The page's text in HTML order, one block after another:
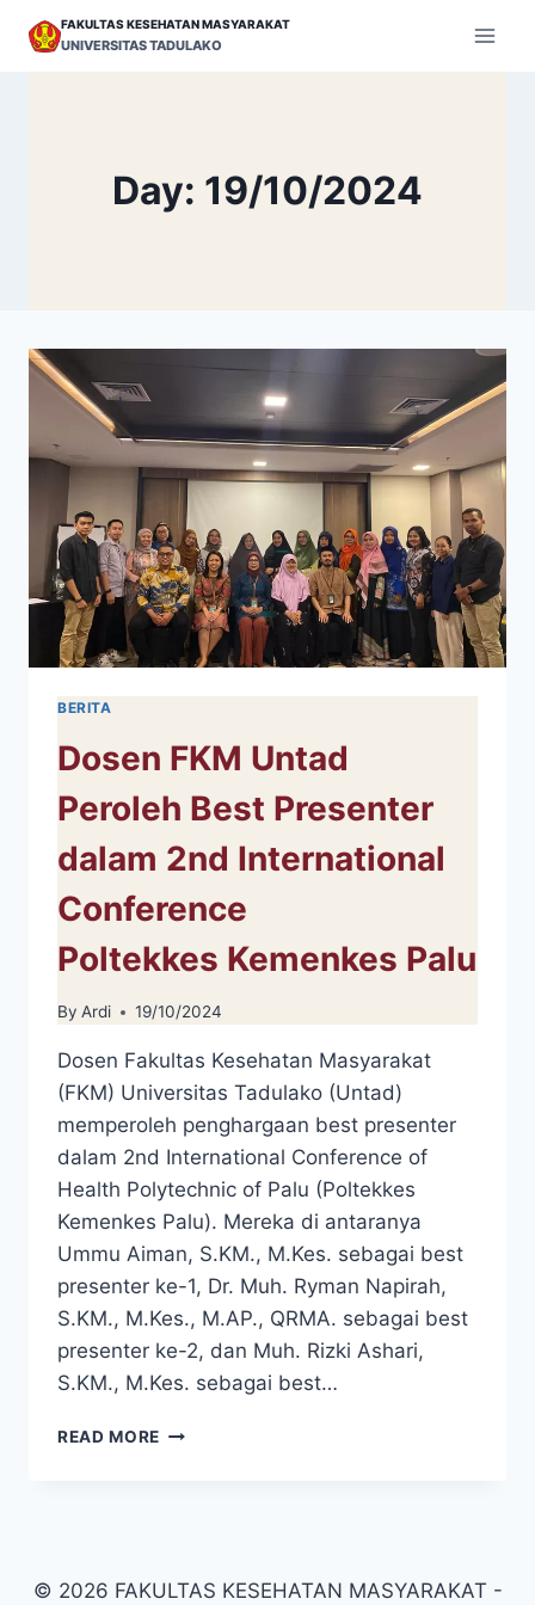
FAKULTAS KESEHATAN MASYARAKAT
UNIVERSITAS TADULAKO
Day: 19/10/2024
BERITA
Dosen FKM Untad
Peroleh Best Presenter
dalam 2nd International
Conference
Poltekkes Kemenkes Palu
By Ardi 19/10/2024
Dosen Fakultas Kesehatan Masyarakat
(FKM) Universitas Tadulako (Untad)
memperoleh penghargaan best presenter
dalam 2nd International Conference of
Health Polytechnic of Palu (Poltekkes
Kemenkes Palu). Mereka di antaranya
Ummu Aiman, S.KM., M.Kes. sebagai best
presenter ke-1, Dr. Muh. Ryman Napirah,
S.KM., M.Kes., M.AP., QRMA. sebagai best
presenter ke-2, dan Muh. Rizki Ashari,
S.KM., M.Kes. sebagai best…
READ MORE DOSEN
DALAM
© 2026 FAKULTAS KESEHATAN MASYARAKAT -